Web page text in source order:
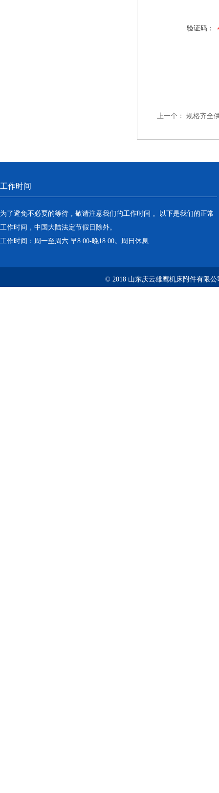
验证码：
上一个： 规格齐全
工作时间
为了避免不必要的等待，敬请注意我们的工作时间 。以下是我们的正常
工作时间，中国大陆法定节假日除外。
工作时间：周一至周六 早8:00-晚18:00。周日休息
© 2018 山东庆云雄鹰机床附件有限